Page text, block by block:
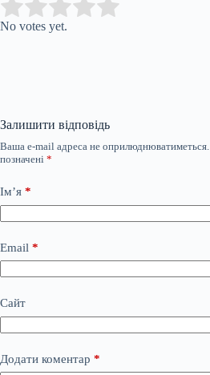
Rate this item:
No votes yet.
Залишити відповідь
Ваша e-mail адреса не оприлюднюватиметься.
позначені *
Ім’я *
Email *
Сайт
Додати коментар *